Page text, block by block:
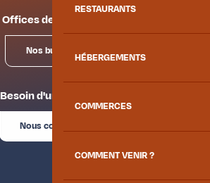
RESTAURANTS
HÉBERGEMENTS
COMMERCES
COMMENT VENIR ?
Offices de tourisme
Nos bureaux
Besoin d'un conseil ?
Nous contacter